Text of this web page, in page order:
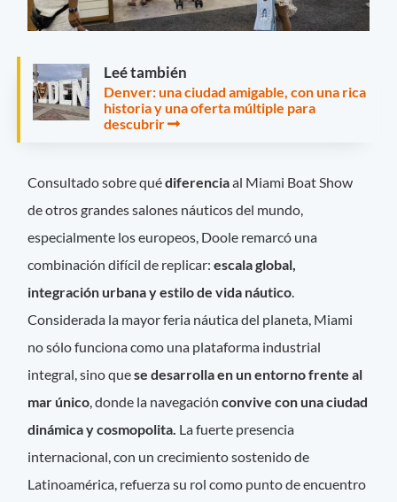
Leé también
Denver: una ciudad amigable, con una rica
historia y una oferta múltiple para
descubrir
Consultado sobre quédiferenciaal Miami Boat Show
de otros grandes salones náuticos del mundo,
especialmente los europeos, Doole remarcó una
combinación difícil de replicar: escala global,
integración urbana y estilo de vida náutico.
Considerada la mayor feria náutica del planeta, Miami
no sólo funciona como una plataforma industrial
integral, sino quese desarrolla en un entorno frente al
mar único, donde la navegaciónconvive con una ciudad
dinámica y cosmopolita. La fuerte presencia
internacional, con un crecimiento sostenido de
Latinoamérica, refuerza su rol como punto de encuentro